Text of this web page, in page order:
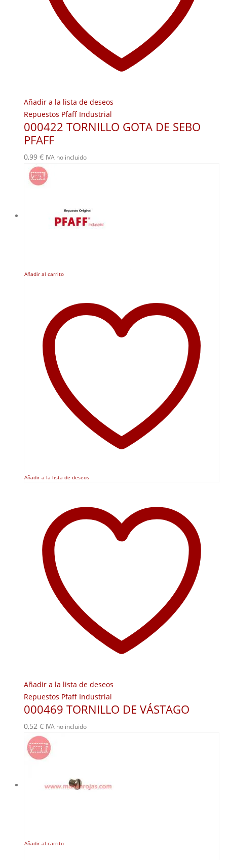
Añadir a la lista de deseos
Repuestos Pfaff Industrial
000422 TORNILLO GOTA DE SEBO
PFAFF
0,99 € IVA no incluido
Añadir al carrito
Añadir a la lista de deseos
Añadir a la lista de deseos
Repuestos Pfaff Industrial
000469 TORNILLO DE VÁSTAGO
0,52 € IVA no incluido
Añadir al carrito